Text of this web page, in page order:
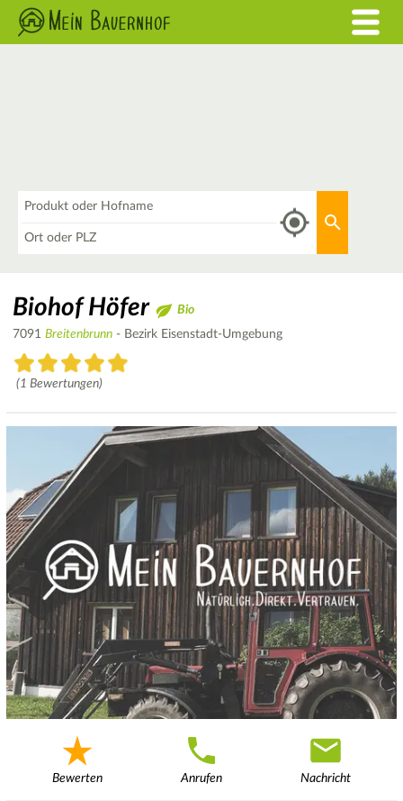
Biohof Höfer
Bio
7091 Breitenbrunn - Bezirk Eisenstadt-Umgebung
(1 Bewertungen)
Bewerten Anrufen Nachricht